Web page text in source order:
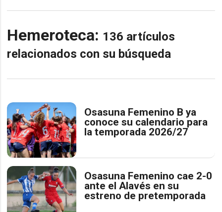
Hemeroteca: 136 artículos
relacionados con su búsqueda
Osasuna Femenino B ya
conoce su calendario para
la temporada 2026/27
Osasuna Femenino cae 2-0
ante el Alavés en su
estreno de pretemporada